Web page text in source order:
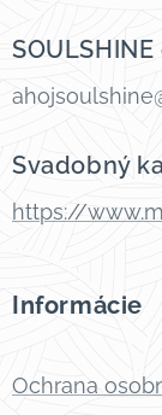
Svadobný
https://
Informácie
Ochrana